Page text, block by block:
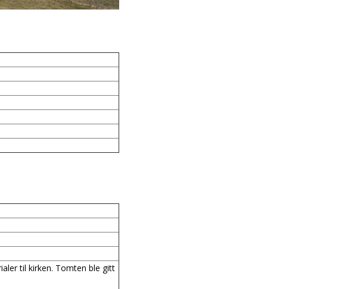
(rampe)
til kirken. Tomten ble gitt